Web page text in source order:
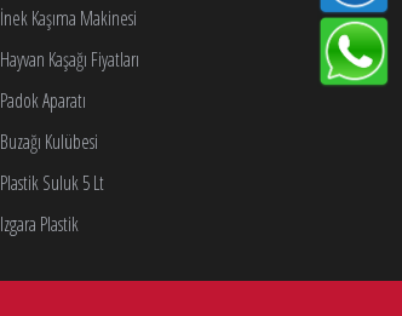
İnek Kaşıma Makinesi
Hayvan Kaşağı Fiyatları
Padok Aparatı
Buzağı Kulübesi
Plastik Suluk 5 Lt
Izgara Plastik